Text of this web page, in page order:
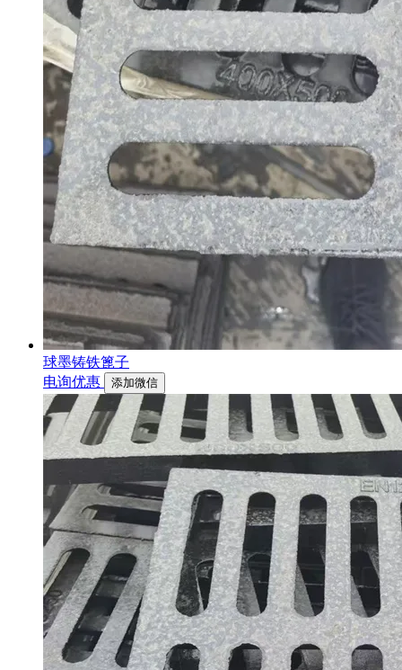
球墨铸铁篦子
电询优惠
添加微信